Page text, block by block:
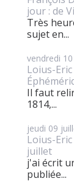
jour : de
Très
sujet en...
vendredi 10
Loius-Eric
Il faut
1814,...
jeudi 09
Loius-Eric
juillet
j'ai écrit
publiée...